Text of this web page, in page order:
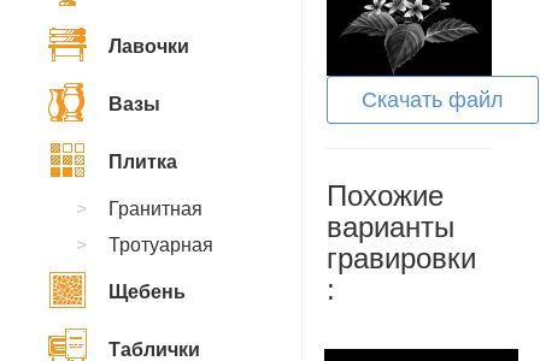
Скачать файл
Похожие
варианты
гравировки
:
Лавочки
Вазы
Плитка
Гранитная
Тротуарная
Щебень
Таблички